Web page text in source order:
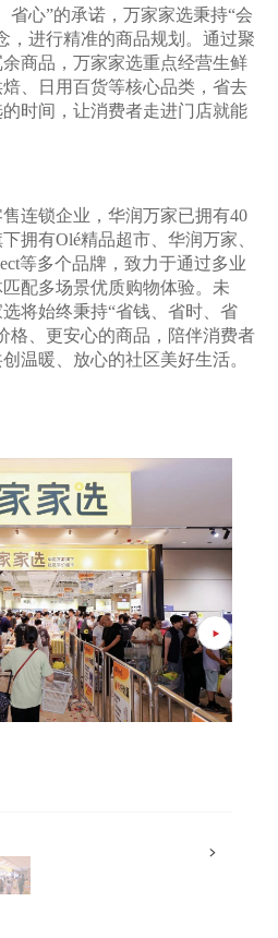
省心”的承诺，万家家选秉持“会
，进行精准的商品规划。通过聚
商品，万家家选重点经营生鲜
、日用百货等核心品类，省去
时间，让消费者走进门店就能
连锁企业，华润万家已拥有40
拥有Olé精品超市、华润万家、
等多个品牌，致力于通过多业
配多场景优质购物体验。未
将始终秉持“省钱、省时、省
格、更安心的商品，陪伴消费者
温暖、放心的社区美好生活。